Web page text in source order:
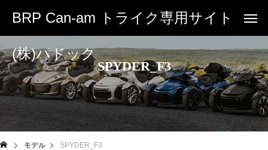
BRP Can-am トライク専用サイト
(株)パドック
SPYDER_F3
モデル SPYDER_F3